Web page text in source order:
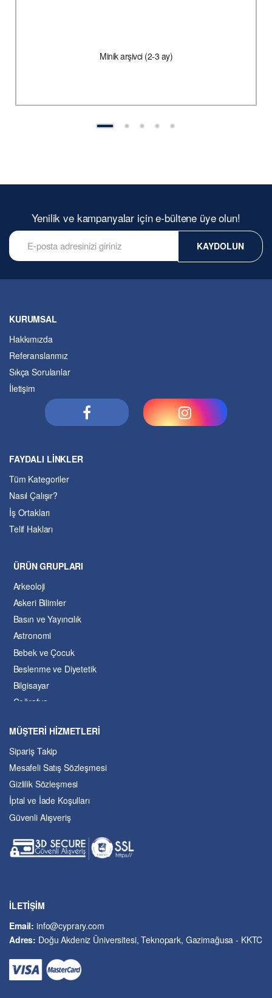
Minik arşivci (2-3 ay)
Yenilik ve kampanyalar için e-bültene üye olun!
KAYDOLUN
KURUMSAL
Hakkımızda
Referanslarımız
Sıkça Sorulanlar
İletişim
FAYDALI LİNKLER
Tüm Kategoriler
Nasıl Çalışır?
İş Ortakları
Telif Hakları
ÜRÜN GRUPLARI
Arkeoloji
Askeri Bilimler
Basın ve Yayıncılık
Astronomi
Bebek ve Çocuk
Beslenme ve Diyetetik
Bilgisayar
Coğrafya
Dil ve Edebiyat
Eğitim
Ekonomi ve Finans
Enerji
Felsefe
Fen Bilimleri
Güzel Sanatlar
İşletme ve Yönetim
Kriminoloji ve Güvenlik
Kütüphane-Arşiv-Müze
Matematik ve İstatistik
MÜŞTERİ HİZMETLERİ
Sipariş Takip
Mesafeli Satış Sözleşmesi
Gizlilik Sözleşmesi
İptal ve İade Koşulları
Güvenli Alışveriş
İLETİŞİM
Email:info@cyprary.com
Adres: Doğu Akdeniz Üniversitesi, Teknopark, Gazimağusa - KKTC